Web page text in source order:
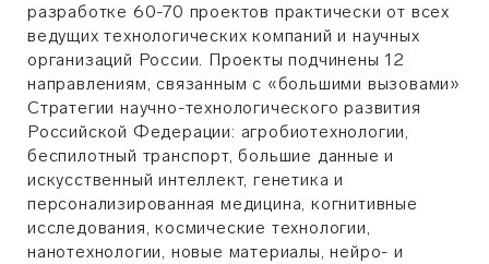
разработке 60-70 проектов практически от всех
ведущих технологических компаний и научных
организаций России. Проекты подчинены 12
направлениям, связанным с «большими вызовами»
Стратегии научно-технологического развития
Российской Федерации: агробиотехнологии,
беспилотный транспорт, большие данные и
искусственный интеллект, генетика и
персонализированная медицина, когнитивные
исследования, космические технологии,
нанотехнологии, новые материалы, нейро- и